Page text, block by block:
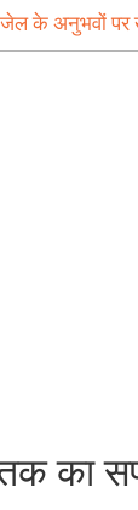
के अनुभवों पर
का